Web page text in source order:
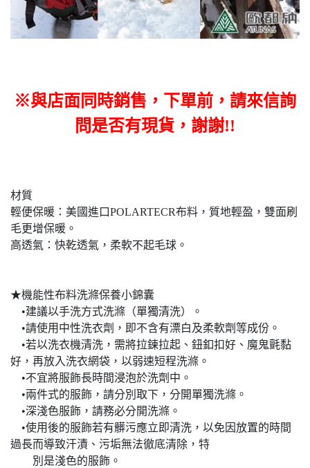
※與店面同時銷售，下單前，請來信詢
問是否有現貨，謝謝!!
材質
輕便保暖：美國進口POLARTECR布料，質地輕盈，雙面刷
毛更增保暖。
高透氣：快乾透氣，柔軟不起毛球。
★機能性布料洗滌保養小錦囊
•建議以手洗方式洗滌（單獨清洗）。
•請使用中性洗衣劑，即不含有漂白及柔軟劑等成份。
•若以洗衣機清洗，需將拉鍊拉起、鈕釦扣好、魔鬼氈黏
好，再放入洗衣網袋，以弱速短程洗滌。
•不宜將服飾長時間浸泡於洗劑中。
•兩件式的服飾，請分別取下，分開單獨洗滌。
•深淺色服飾，請務必分開洗滌。
•使用後的服飾若有髒污應立即清洗，以免因放置的時間
過長而導致汗漬、污垢無法徹底清除，特
別是淺色的服飾。